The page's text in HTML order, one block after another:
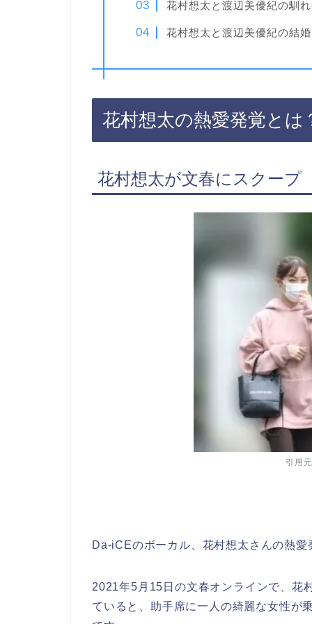
花村想太と渡辺美優紀の馴
花村想太と渡辺美優紀の結婚
花村想太の熱愛発覚とは
花村想太が文春にスクープ
引用
Da-iCEのボーカル、花村想太さんの熱
2021年5月15日の文春オンラインで、花
ていると、助手席に一人の綺麗な女性が